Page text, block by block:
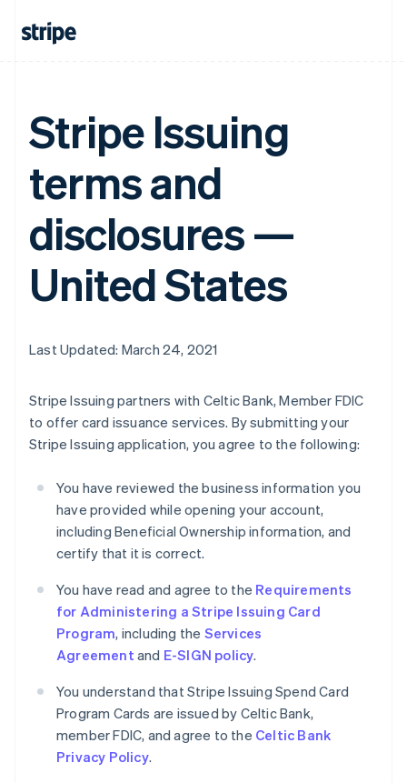
Stripe Issuing
terms and
disclosures —
United States
Last Updated: March 24, 2021
Stripe Issuing partners with Celtic Bank, Member FDIC
to offer card issuance services. By submitting your
Stripe Issuing application, you agree to the following:
You have reviewed the business information you
have provided while opening your account,
including Beneficial Ownership information, and
certify that it is correct.
You have read and agree to the Requirements
for Administering a Stripe Issuing Card
Program, including the Services
Agreement and E-SIGN policy.
You understand that Stripe Issuing Spend Card
Program Cards are issued by Celtic Bank,
member FDIC, and agree to the Celtic Bank
Privacy Policy.
Australia
Belgio
NederlandsFrançais DeutschEnglish
Brasile
Bulgaria
English
Canada
English Français
简体中文English
Cipro
EnglishItaliano
Emirati Arabi Uniti
English
Estonia
Finlandia
Francia
Français English
Germania
Giappone
日本語English
Gibilterra
Grecia
India
English
Irlanda
English